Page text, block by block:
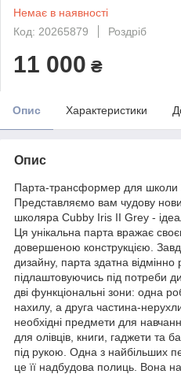
Немає в наявності
Код: 20265879
Роздріб
11 000 ₴
Опис Характеристики
Опис
Парта-трансформер для школи
Представляємо вам чудову
школяра Cubby Iris II Grey -
Ця унікальна парта вражає
довершеною конструкцією.
дизайну, парта здатна відмінно
підлаштовуючись під потреби
дві функціональні зони: одна
нахилу, а друга частина-
необхідні предмети для
для олівців, книги, гаджети та
під рукою. Одна з найбільших
це її надбудова полиць. Вона